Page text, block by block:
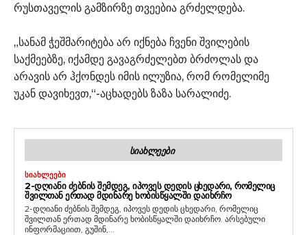
რუსთაველის გამზირზე თვეებია გრძელდება.
„სანამ ჭეშმარიტება არ იქნება ჩვენი შვილების
საქმეებზე, იქამდე გავაგრძელებთ ბრძოლას და
არავის არ ჰქონდეს იმის ილუზია, რომ რომელიმე
უკან დავიხევთ,“-აცხადებს ზაზა სარალიძე.
ᲡᲘᲐᲮᲚᲔᲔᲑᲘ
ᲡᲘᲐᲮᲚᲔᲔᲑᲘ
2-ᲓᲦᲘᲐᲜᲘ ᲫᲔᲑᲜᲘᲡ ᲨᲔᲛᲓᲔᲒ, ᲘᲞᲝᲕᲔᲡ ᲓᲔᲓᲘᲡ ᲪᲮᲔᲓᲐᲠᲘ, ᲠᲝᲛᲔᲚᲘᲪ
ᲨᲕᲘᲚᲗᲐᲜ ᲔᲠᲗᲐᲓ ᲛᲓᲘᲜᲐᲠᲔ ᲮᲝᲑᲘᲡᲬᲧᲐᲚᲨᲘ ᲓᲐᲘᲮᲠᲩᲝ
2-დღიანი ძებნის შემდეგ, იპოვეს დედის ცხედარი, რომელიც
შვილთან ერთად მდინარე ხობისწყალში დაიხრჩო. არსებული
ინფორმაციით, გუშინ,...